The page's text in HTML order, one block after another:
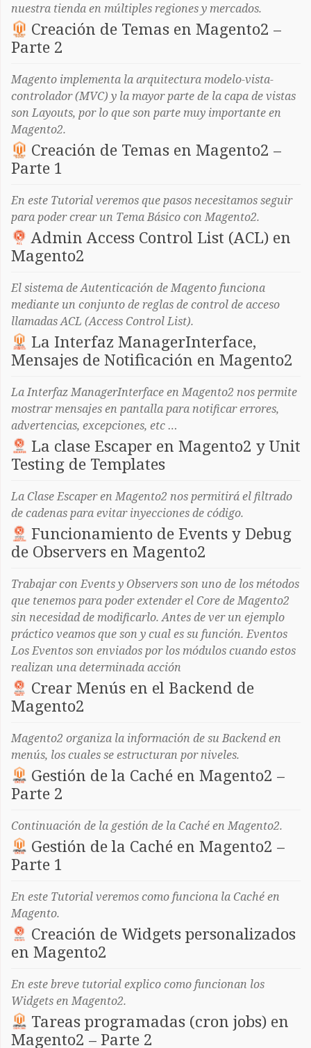
nuestra tienda en múltiples regiones y mercados.
Creación de Temas en Magento2 –
Parte 2
Magento implementa la arquitectura modelo-vista-
controlador (MVC) y la mayor parte de la capa de vistas
son Layouts, por lo que son parte muy importante en
Magento2.
Creación de Temas en Magento2 –
Parte 1
En este Tutorial veremos que pasos necesitamos seguir
para poder crear un Tema Básico con Magento2.
Admin Access Control List (ACL) en
Magento2
El sistema de Autenticación de Magento funciona
mediante un conjunto de reglas de control de acceso
llamadas ACL (Access Control List).
La Interfaz ManagerInterface,
Mensajes de Notificación en Magento2
La Interfaz ManagerInterface en Magento2 nos permite
mostrar mensajes en pantalla para notificar errores,
advertencias, excepciones, etc …
La clase Escaper en Magento2 y Unit
Testing de Templates
La Clase Escaper en Magento2 nos permitirá el filtrado
de cadenas para evitar inyecciones de código.
Funcionamiento de Events y Debug
de Observers en Magento2
Trabajar con Events y Observers son uno de los métodos
que tenemos para poder extender el Core de Magento2
sin necesidad de modificarlo. Antes de ver un ejemplo
práctico veamos que son y cual es su función. Eventos
Los Eventos son enviados por los módulos cuando estos
realizan una determinada acción
Crear Menús en el Backend de
Magento2
Magento2 organiza la información de su Backend en
menús, los cuales se estructuran por niveles.
Gestión de la Caché en Magento2 –
Parte 2
Continuación de la gestión de la Caché en Magento2.
Gestión de la Caché en Magento2 –
Parte 1
En este Tutorial veremos como funciona la Caché en
Magento.
Creación de Widgets personalizados
en Magento2
En este breve tutorial explico como funcionan los
Widgets en Magento2.
Tareas programadas (cron jobs) en
Magento2 – Parte 2